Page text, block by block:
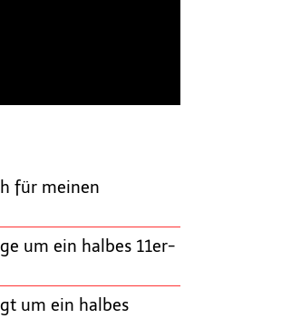
für meinen
um ein halbes 11er-
um ein halbes